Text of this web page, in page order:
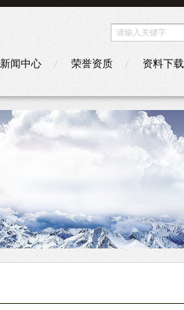
新闻中心 荣誉资质 资料下载